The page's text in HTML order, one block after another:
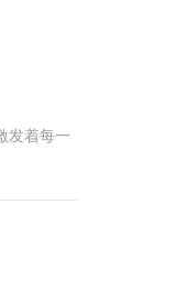
发着每一